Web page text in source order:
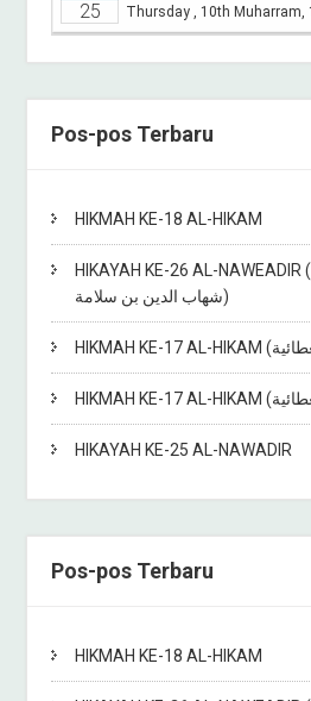
Pos-pos Terbaru
HIKMAH KE-18 AL-HIKAM
HIKAYAH KE-26 AL-NAWEADIR (للشيخ
شهاب الدين بن سلامة)
HIKAYAH KE-25 AL-NAWADIR
Pos-pos Terbaru
HIKMAH KE-18 AL-HIKAM